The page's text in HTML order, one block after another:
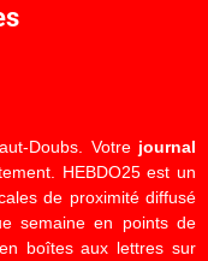
Doubs. Votre journal
HEBDO25 est un
de proximité diffusé
semaine en points de
boîtes aux lettres sur